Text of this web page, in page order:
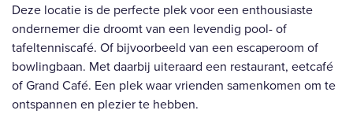
Deze locatie is de perfecte plek voor een enthousiaste
ondernemer die droomt van een levendig pool- of
tafeltenniscafé. Of bijvoorbeeld van een escaperoom of
bowlingbaan. Met daarbij uiteraard een restaurant, eetcafé
of Grand Café. Een plek waar vrienden samenkomen om te
ontspannen en plezier te hebben.